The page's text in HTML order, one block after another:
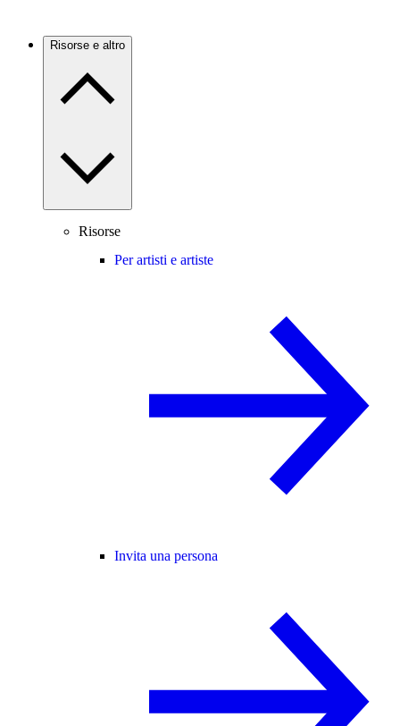
Risorse e altro
Risorse
Per artisti e artiste
Invita una persona